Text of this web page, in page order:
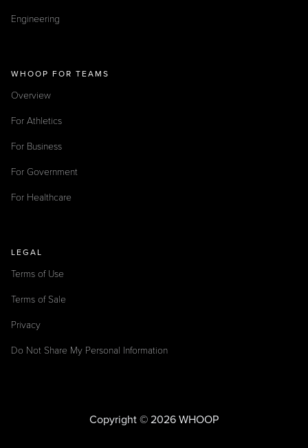
Engineering
WHOOP FOR TEAMS
Overview
For Athletics
For Business
For Government
For Healthcare
LEGAL
Terms of Use
Terms of Sale
Privacy
Do Not Share My Personal Information
Copyright © 2026 WHOOP